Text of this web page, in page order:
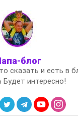
блог
сказать и есть в
Будет интересно!